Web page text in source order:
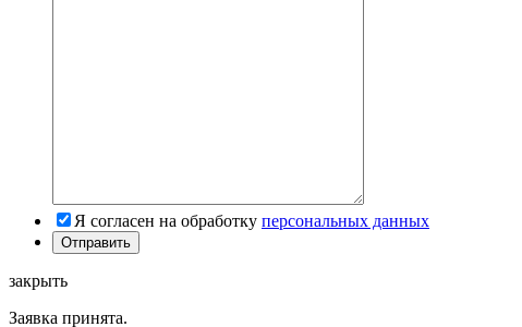
Я согласен на обработку персональных данных
закрыть
Заявка принята.